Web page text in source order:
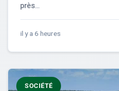
près...
il y a 6 heures
SOCIÉTÉ